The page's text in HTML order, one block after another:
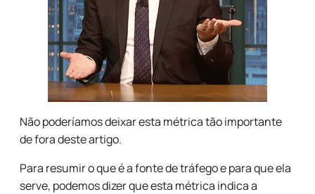
Não poderíamos deixar esta métrica tão importante
de fora deste artigo.
Para resumir o que é a fonte de tráfego e para que ela
serve, podemos dizer que esta métrica indica a